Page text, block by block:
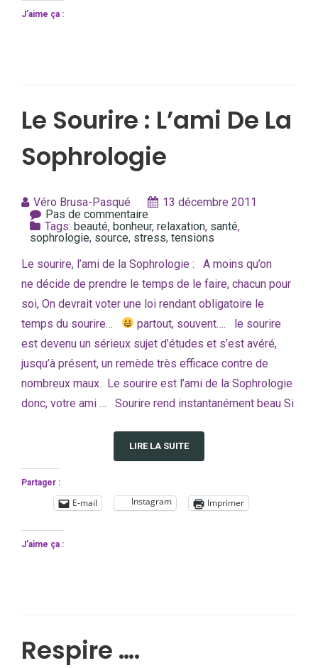
J’aime ça :
Le Sourire : L’ami De La
Sophrologie
Véro Brusa-Pasqué
13 décembre 2011
Pas de commentaire
Tags: beauté, bonheur, relaxation, santé,
sophrologie, source, stress, tensions
Le sourire, l’ami de la Sophrologie : A moins qu’on
ne décide de prendre le temps de le faire, chacun pour
soi, On devrait voter une loi rendant obligatoire le
temps du sourire…
partout, souvent…. le sourire
est devenu un sérieux sujet d’études et s’est avéré,
jusqu’à présent, un remède très efficace contre de
nombreux maux. Le sourire est l’ami de la Sophrologie
donc, votre ami … Sourire rend instantanément beau Si
LIRE LA SUITE
Partager :
E-mail Instagram Imprimer
J’aime ça :
Respire ….